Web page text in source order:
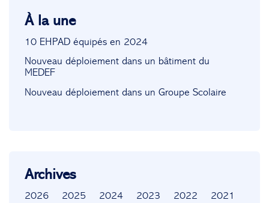
À la une
10 EHPAD équipés en 2024
Nouveau déploiement dans un bâtiment du
MEDEF
Nouveau déploiement dans un Groupe Scolaire
Archives
2026 2025 2024 2023 2022
2021